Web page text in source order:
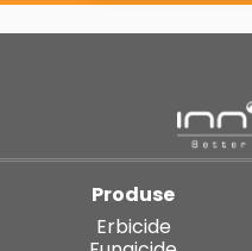
Produse
Erbicide